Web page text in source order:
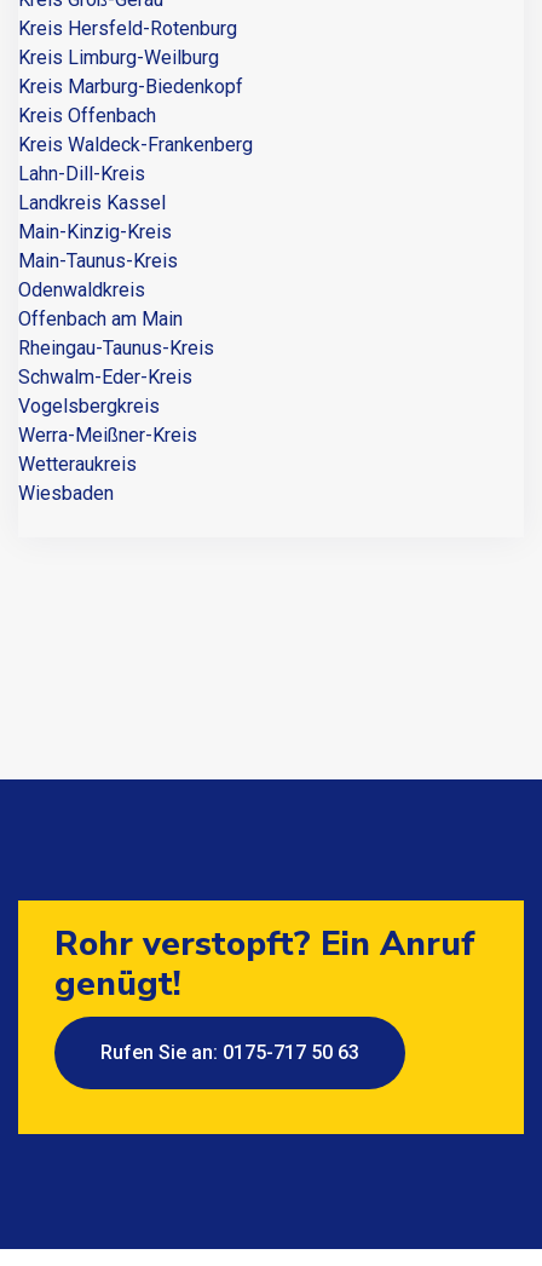
Kreis Hersfeld-Rotenburg
Kreis Limburg-Weilburg
Kreis Marburg-Biedenkopf
Kreis Offenbach
Kreis Waldeck-Frankenberg
Lahn-Dill-Kreis
Landkreis Kassel
Main-Kinzig-Kreis
Main-Taunus-Kreis
Odenwaldkreis
Offenbach am Main
Rheingau-Taunus-Kreis
Schwalm-Eder-Kreis
Vogelsbergkreis
Werra-Meißner-Kreis
Wetteraukreis
Wiesbaden
Rohr verstopft? Ein Anruf
genügt!
Rufen Sie an: 0175-717 50 63